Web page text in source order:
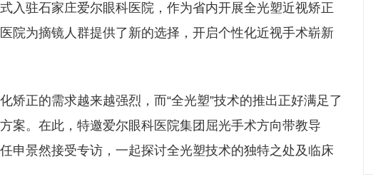
入驻石家庄爱尔眼科医院，作为省内开展全光塑近视矫正
院为摘镜人群提供了新的选择，开启个性化近视手术崭新
矫正的需求越来越强烈，而“全光塑”技术的推出正好满足了
案。在此，特邀爱尔眼科医院集团屈光手术方向带教导
申景然接受专访，一起探讨全光塑技术的独特之处及临床